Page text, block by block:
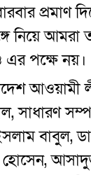
প্রমাণ
নিয়ে আমরা
এর পক্ষে নয়।
আওয়ামী
সাধারণ
বাবুল,
হোসেন,